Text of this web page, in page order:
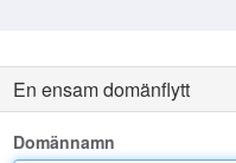
En ensam domänflytt
Domännamn